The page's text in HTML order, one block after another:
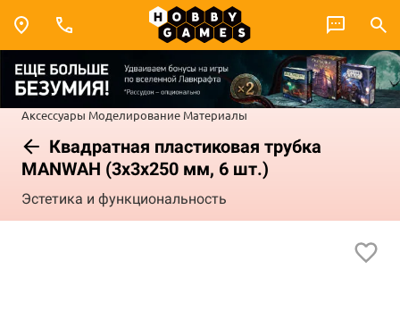
Аксессуары Моделирование Материалы
Квадратная пластиковая трубка
MANWAH (3x3x250 мм, 6 шт.)
Эстетика и функциональность